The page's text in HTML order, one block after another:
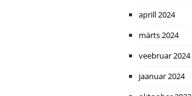
aprill 2024
märts 2024
veebruar 2024
jaanuar 2024